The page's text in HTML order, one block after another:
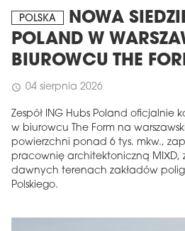
POLSKA
NOWA
POLAND W
BIUROWCU THE
schedule 04 sierpnia 2026
Zespół ING Hubs Poland oficjalnie
w biurowcu The Form na
powierzchni ponad 6 tys. mkw.,
pracownię architektoniczną MIXD,
dawnych terenach zakładów
Polskiego.